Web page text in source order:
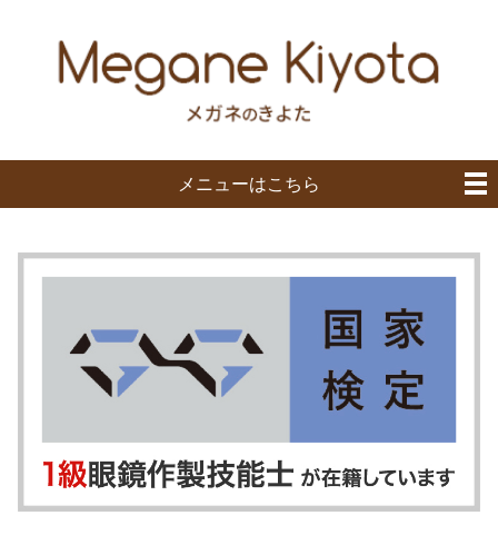
メニューはこちら